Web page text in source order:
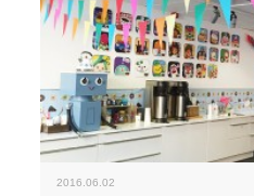
2016.06.02